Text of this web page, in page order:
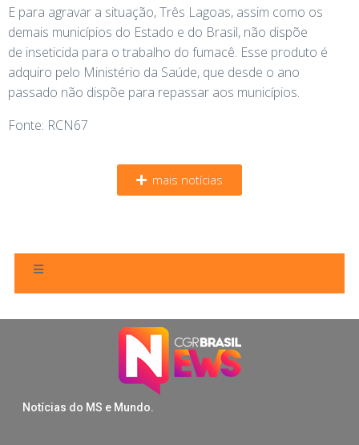
E para agravar a situação, Três Lagoas, assim como os
demais municípios do Estado e do Brasil, não dispõe
de inseticida para o trabalho do fumacê. Esse produto é
adquiro pelo Ministério da Saúde, que desde o ano
passado não dispõe para repassar aos municípios.
Fonte: RCN67
mais notícias
Notícias do MS e Mundo.